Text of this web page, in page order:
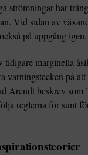
strömningar har
Vid sidan av
på uppgång igen.
tidigare marginella
varningstecken på
Arendt beskrev som
reglerna för sunt